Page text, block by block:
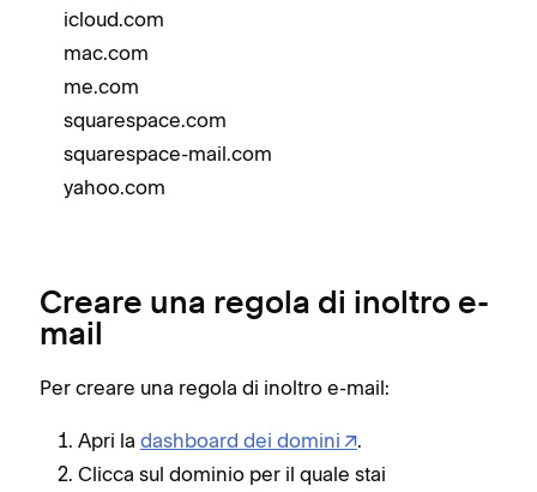
icloud.com
mac.com
me.com
squarespace.com
squarespace-mail.com
yahoo.com
Creare una regola di inoltro e-
mail
Per creare una regola di inoltro e-mail:
Apri la dashboard dei domini
.
Clicca sul dominio per il quale stai